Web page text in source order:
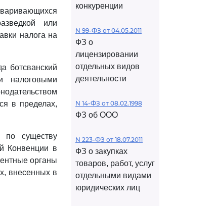
или
налога на
ботсванский
налоговыми
в пределах,
существу
Конвенции в
органы
внесенных в
конкуренции
N 99-ФЗ от 04.05.2011
ФЗ о
лицензировании
отдельных видов
деятельности
N 14-ФЗ от 08.02.1998
ФЗ об ООО
N 223-ФЗ от 18.07.2011
ФЗ о закупках
товаров, работ, услуг
отдельными видами
юридических лиц